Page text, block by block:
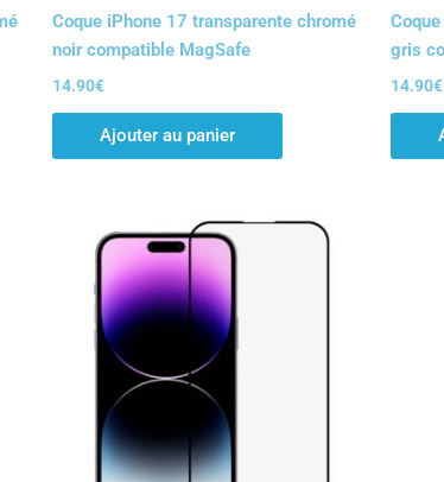
Coque iPhone 17 transparente chromé
noir compatible MagSafe
14.90€
Ajouter au panier
gris
14.90€